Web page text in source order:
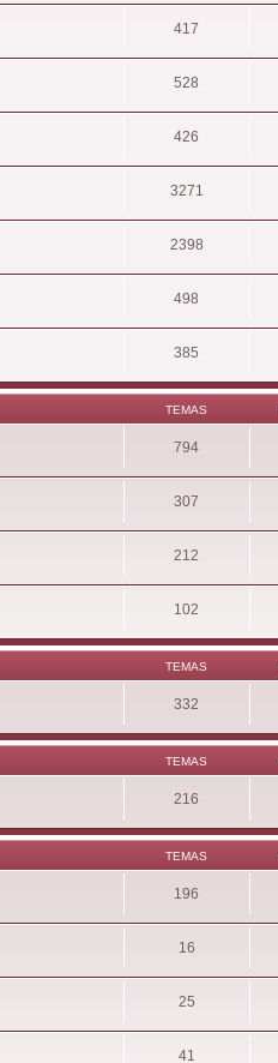
417
528
426
3271
2398
498
385
TEMAS
794
307
212
102
TEMAS
332
TEMAS
216
TEMAS
196
16
25
41